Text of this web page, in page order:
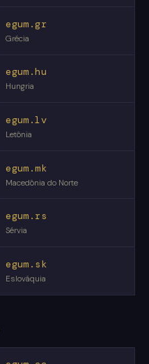
egum.gr
Grécia
egum.hu
Hungria
egum.lv
Letônia
egum.mk
Macedônia do Norte
egum.rs
Sérvia
egum.sk
Eslováquia